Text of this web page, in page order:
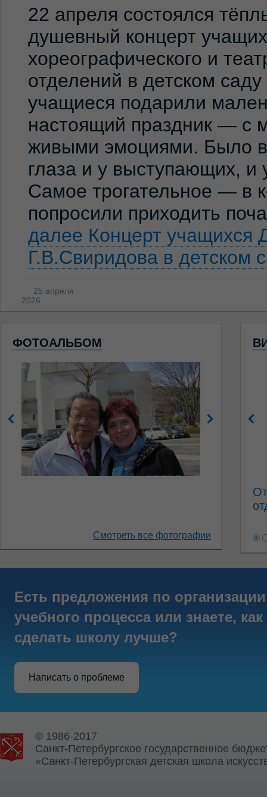
22 апреля состоялся
душевный концерт
хореографического и
отделений в детском
учащиеся подарили
настоящий праздник — с
живыми эмоциями. Было
глаза и у выступающих,
Самое трогательное — в
попросили приходить
далее Концерт
Г.В.Свиридова в детском
25 апреля
2026
ФОТОАЛЬБОМ
Смотреть все фотографии
Есть предложения по организации
учебного процесса или знаете, как
сделать школу лучше?
Написать о проблеме
© 1986-2017
Санкт-Петербургское государственное
«Санкт-Петербургская детская школа